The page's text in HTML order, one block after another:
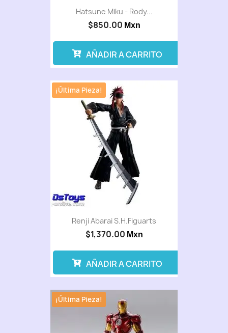
Hatsune Miku - Rody...
$850.00 Mxn
AÑADIR A CARRITO
Renji Abarai S.H.Figuarts
$1,370.00 Mxn
¡Última Pieza!
AÑADIR A CARRITO
¡Última Pieza!